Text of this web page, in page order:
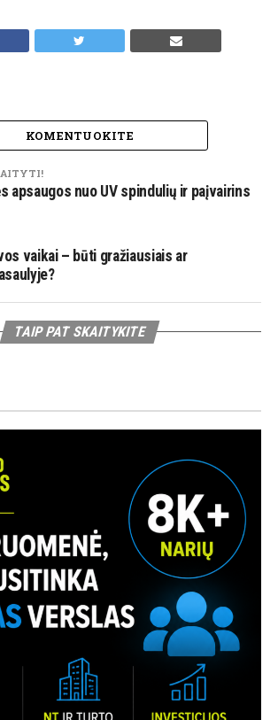
KOMENTUOKITE
apsaugos nuo UV spindulių ir paįvairins
vaikai – būti gražiausiais ar
TAIP PAT SKAITYKITE